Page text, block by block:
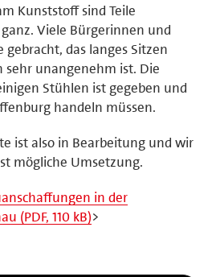
Kunststoff sind Teile
Viele Bürgerinnen und
das langes Sitzen
sehr unangenehm ist. Die
Stühlen ist gegeben und
handeln müssen.
ist also in Bearbeitung und wir
mögliche Umsetzung.
in der
(PDF, 110 kB)>